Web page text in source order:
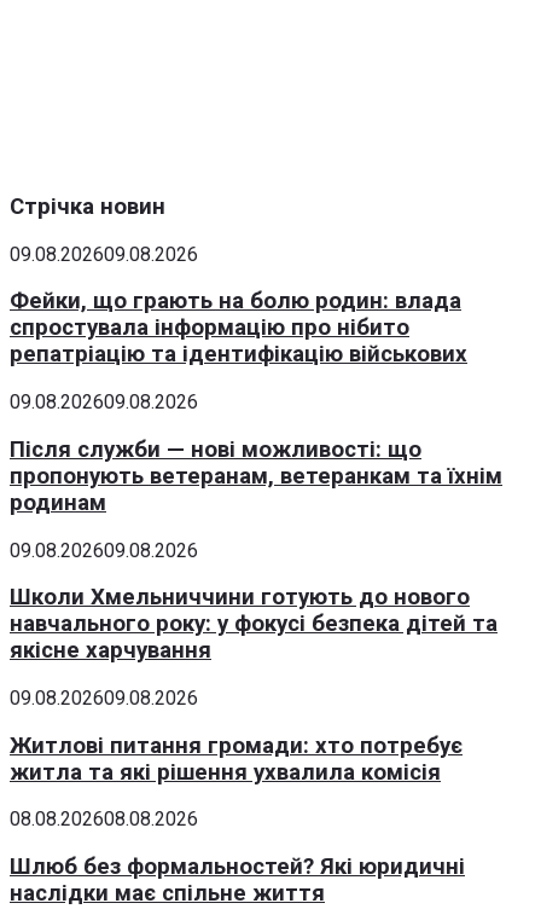
Стрічка новин
09.08.202609.08.2026
Фейки, що грають на болю родин: влада
спростувала інформацію про нібито
репатріацію та ідентифікацію військових
09.08.202609.08.2026
Після служби — нові можливості: що
пропонують ветеранам, ветеранкам та їхнім
родинам
09.08.202609.08.2026
Школи Хмельниччини готують до нового
навчального року: у фокусі безпека дітей та
якісне харчування
09.08.202609.08.2026
Житлові питання громади: хто потребує
житла та які рішення ухвалила комісія
08.08.202608.08.2026
Шлюб без формальностей? Які юридичні
наслідки має спільне життя